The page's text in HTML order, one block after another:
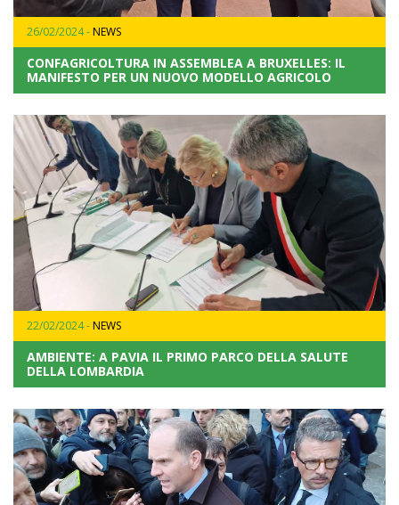
26/02/2024 -NEWS
CONFAGRICOLTURA IN ASSEMBLEA A BRUXELLES: IL
MANIFESTO PER UN NUOVO MODELLO AGRICOLO
22/02/2024 -NEWS
AMBIENTE: A PAVIA IL PRIMO PARCO DELLA SALUTE
DELLA LOMBARDIA